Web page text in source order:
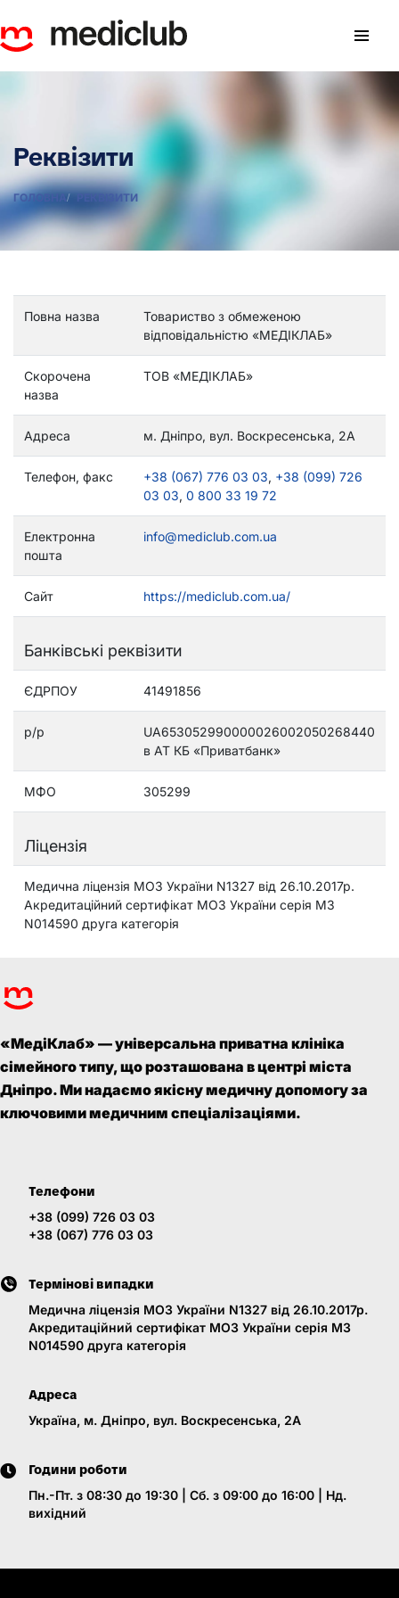
Реквізити
ГОЛОВНА РЕКВІЗИТИ
Повна назва
Товариство з обмеженою
відповідальністю «МЕДІКЛАБ»
Скорочена
назва
ТОВ «МЕДІКЛАБ»
Адреса м. Дніпро, вул. Воскресенська, 2А
Телефон, факс +38 (067) 776 03 03, +38 (099) 726
03 03, 0 800 33 19 72
Електронна
пошта
info@mediclub.com.ua
Сайт https://mediclub.com.ua/
Банківські реквізити
ЄДРПОУ 41491856
р/р
UA653052990000026002050268440
в АТ КБ «Приватбанк»
МФО 305299
Ліцензія
Медична ліцензія МОЗ України N1327 від 26.10.2017р.
Акредитаційний сертифікат МОЗ України серія МЗ
N014590 друга категорія
«МедіКлаб» — універсальна приватна клініка
сімейного типу, що розташована в центрі міста
Дніпро. Ми надаємо якісну медичну допомогу за
ключовими медичним спеціалізаціями.
Телефони
+38 (099) 726 03 03
+38 (067) 776 03 03
Адреса
Україна, м. Дніпро, вул. Воскресенська, 2A
Термінові випадки
Медична ліцензія МОЗ України N1327 від 26.10.2017р.
Акредитаційний сертифікат МОЗ України серія МЗ
N014590 друга категорія
Години роботи
Пн.-Пт. з 08:30 до 19:30 | Сб. з 09:00 до 16:00 | Нд.
вихідний